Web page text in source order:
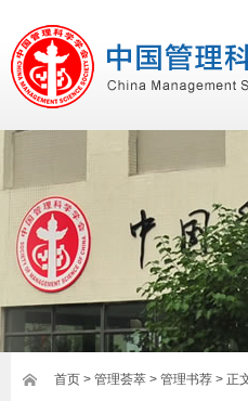
首页 > 管理荟萃 > 管理书荐 > 正